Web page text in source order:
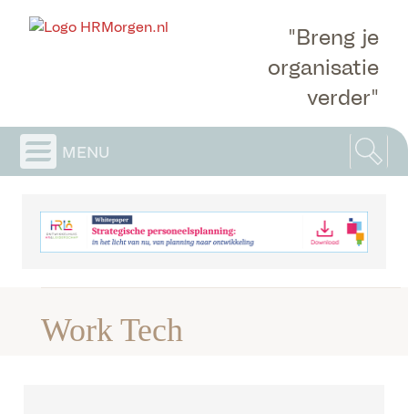
"Breng je
organisatie
verder"
menu
Work Tech